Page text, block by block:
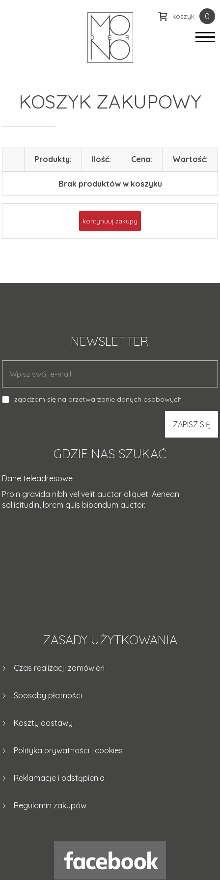
 koszyk 0
KOSZYK ZAKUPOWY
Produkty: Ilość: Cena: Wartość:
Brak produktów w koszyku
NEWSLETTER:
zgadzam się na przetwarzanie danych osobowych
GDZIE NAS SZUKAĆ
Dane teleadresowe
Proin gravida nibh vel velit auctor aliquet. Aenean
sollicitudin, lorem quis bibendum auctor.
ZASADY UŻYTKOWANIA
Czas realizacji zamówień
Sposoby płatności
Koszty dostawy
Polityka prywatności i cookies
Reklamacje i odstąpienia
Regulamin zakupów